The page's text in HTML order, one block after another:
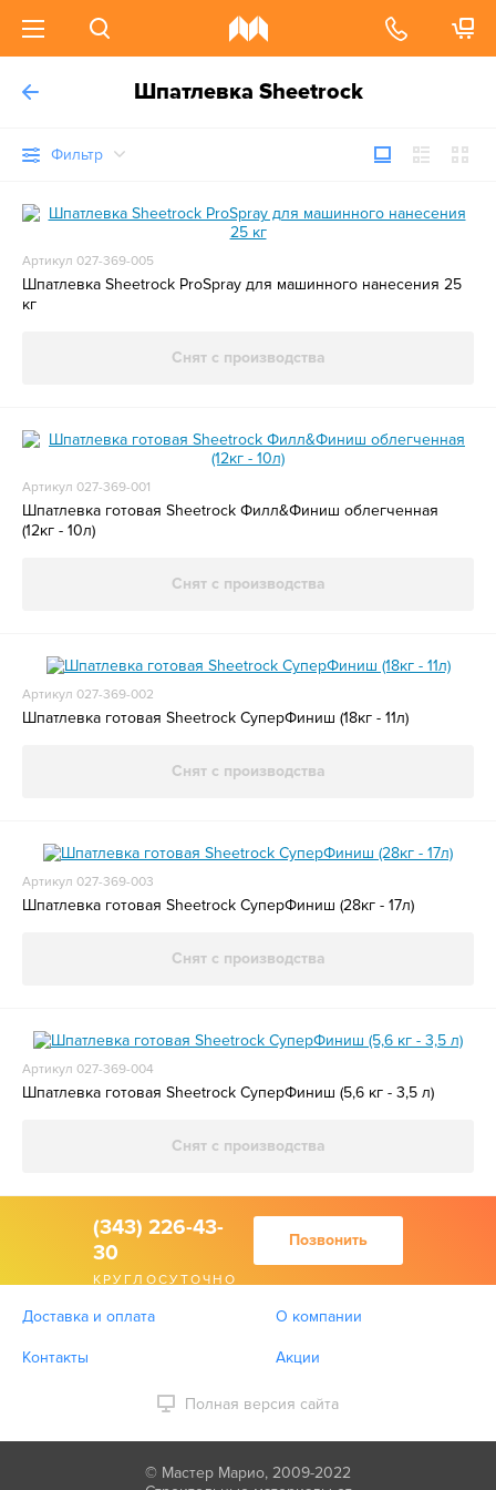
Шпатлевка Sheetrock
Фильтр
Артикул 027-369-005
Шпатлевка Sheetrock ProSpray для машинного нанесения 25
кг
Снят с производства
Артикул 027-369-001
Шпатлевка готовая Sheetrock Филл&Финиш облегченная
(12кг - 10л)
Снят с производства
Артикул 027-369-002
Шпатлевка готовая Sheetrock СуперФиниш (18кг - 11л)
Снят с производства
Артикул 027-369-003
Шпатлевка готовая Sheetrock СуперФиниш (28кг - 17л)
Снят с производства
Артикул 027-369-004
Шпатлевка готовая Sheetrock СуперФиниш (5,6 кг - 3,5 л)
Снят с производства
(343) 226-43-
30
КРУГЛОСУТОЧНО
Позвонить
Доставка и оплата О компании
Контакты Акции
Полная версия сайта
© Мастер Марио, 2009-2022